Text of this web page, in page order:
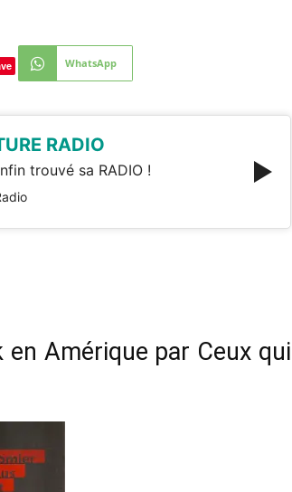
WhatsApp
RADIO
trouvé sa RADIO !
en Amérique par Ceux qui